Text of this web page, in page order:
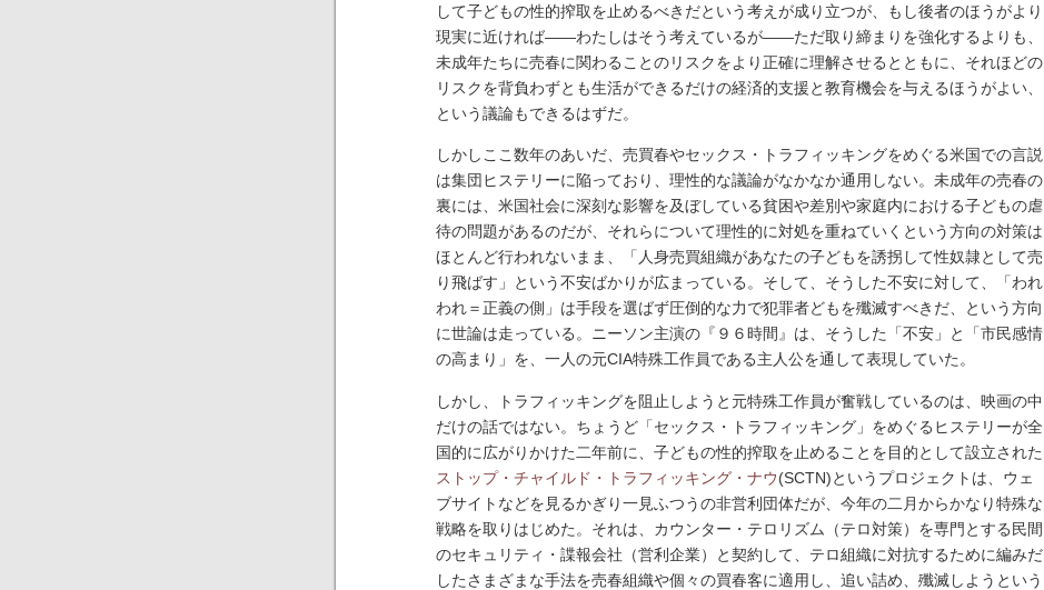
して子どもの性的搾取を止めるべきだという考えが成り立つが、もし後者のほうがより
現実に近ければ――わたしはそう考えているが――ただ取り締まりを強化するよりも、
未成年たちに売春に関わることのリスクをより正確に理解させるとともに、それほどの
リスクを背負わずとも生活ができるだけの経済的支援と教育機会を与えるほうがよい、
という議論もできるはずだ。
しかしここ数年のあいだ、売買春やセックス・トラフィッキングをめぐる米国での言説
は集団ヒステリーに陥っており、理性的な議論がなかなか通用しない。未成年の売春の
裏には、米国社会に深刻な影響を及ぼしている貧困や差別や家庭内における子どもの虐
待の問題があるのだが、それらについて理性的に対処を重ねていくという方向の対策は
ほとんど行われないまま、「人身売買組織があなたの子どもを誘拐して性奴隷として売
り飛ばす」という不安ばかりが広まっている。そして、そうした不安に対して、「われ
われ＝正義の側」は手段を選ばず圧倒的な力で犯罪者どもを殲滅すべきだ、という方向
に世論は走っている。ニーソン主演の『９６時間』は、そうした「不安」と「市民感情
の高まり」を、一人の元CIA特殊工作員である主人公を通して表現していた。
しかし、トラフィッキングを阻止しようと元特殊工作員が奮戦しているのは、映画の中
だけの話ではない。ちょうど「セックス・トラフィッキング」をめぐるヒステリーが全
国的に広がりかけた二年前に、子どもの性的搾取を止めることを目的として設立された
ストップ・チャイルド・トラフィッキング・ナウ(SCTN)というプロジェクトは、ウェ
ブサイトなどを見るかぎり一見ふつうの非営利団体だが、今年の二月からかなり特殊な
戦略を取りはじめた。それは、カウンター・テロリズム（テロ対策）を専門とする民間
のセキュリティ・諜報会社（営利企業）と契約して、テロ組織に対抗するために編みだ
したさまざまな手法を売春組織や個々の買春客に適用し、追い詰め、殲滅しようという